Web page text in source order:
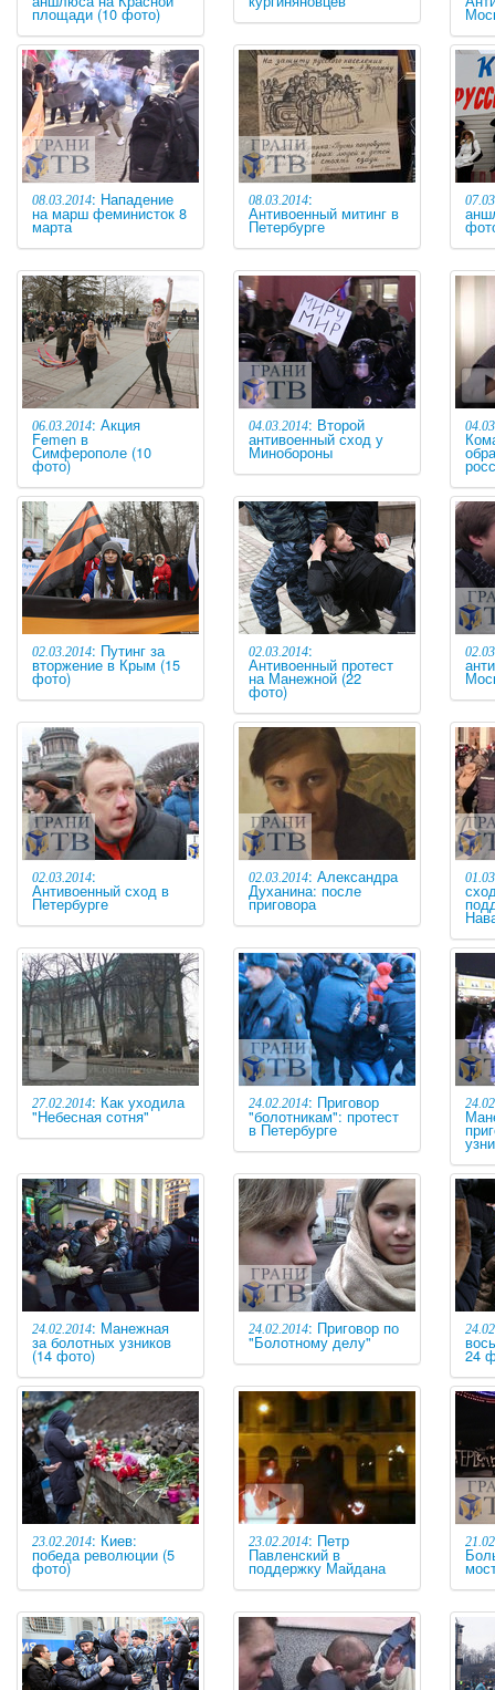
площади (10 фото)
08.03.2014: Нападение
на марш феминисток 8
марта
08.03.2014:
Антивоенный митинг в
Петербурге
06.03.2014: Акция
Femen в
Симферополе (10
фото)
04.03.2014: Второй
антивоенный сход у
Минобороны
02.03.2014: Путинг за
вторжение в Крым (15
фото)
02.03.2014:
Антивоенный протест
на Манежной (22
фото)
02.03.2014:
Антивоенный сход в
Петербурге
02.03.2014: Александра
Духанина: после
приговора
27.02.2014: Как уходила
"Небесная сотня"
24.02.2014: Приговор
"болотникам": протест
в Петербурге
24.02.2014: Манежная
за болотных узников
(14 фото)
24.02.2014: Приговор по
"Болотному делу"
24
23.02.2014: Киев:
победа революции (5
фото)
23.02.2014: Петр
Павленский в
поддержку Майдана